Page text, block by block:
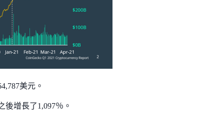
美元。
增長了1,097％。